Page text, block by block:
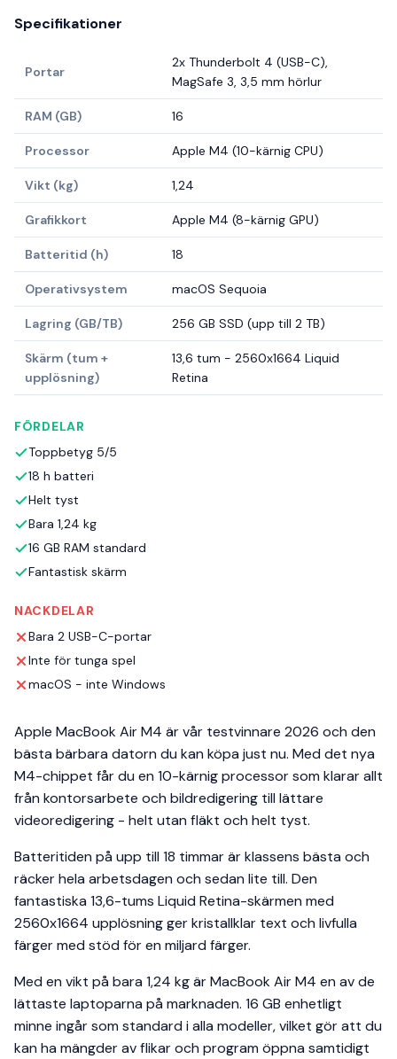
Specifikationer
Portar
2x Thunderbolt 4 (USB-C),
MagSafe 3, 3,5 mm hörlur
RAM (GB) 16
Processor Apple M4 (10-kärnig CPU)
Vikt (kg) 1,24
Grafikkort Apple M4 (8-kärnig GPU)
Batteritid (h) 18
Operativsystem macOS Sequoia
Lagring (GB/TB) 256 GB SSD (upp till 2 TB)
Skärm (tum +
upplösning)
13,6 tum - 2560x1664 Liquid
Retina
FÖRDELAR
Toppbetyg 5/5
18 h batteri
Helt tyst
Bara 1,24 kg
16 GB RAM standard
Fantastisk skärm
NACKDELAR
Bara 2 USB-C-portar
Inte för tunga spel
macOS - inte Windows
Apple MacBook Air M4 är vår testvinnare 2026 och den
bästa bärbara datorn du kan köpa just nu. Med det nya
M4-chippet får du en 10-kärnig processor som klarar allt
från kontorsarbete och bildredigering till lättare
videoredigering - helt utan fläkt och helt tyst.
Batteritiden på upp till 18 timmar är klassens bästa och
räcker hela arbetsdagen och sedan lite till. Den
fantastiska 13,6-tums Liquid Retina-skärmen med
2560x1664 upplösning ger kristallklar text och livfulla
färger med stöd för en miljard färger.
Med en vikt på bara 1,24 kg är MacBook Air M4 en av de
lättaste laptoparna på marknaden. 16 GB enhetligt
minne ingår som standard i alla modeller, vilket gör att du
kan ha mängder av flikar och program öppna samtidigt